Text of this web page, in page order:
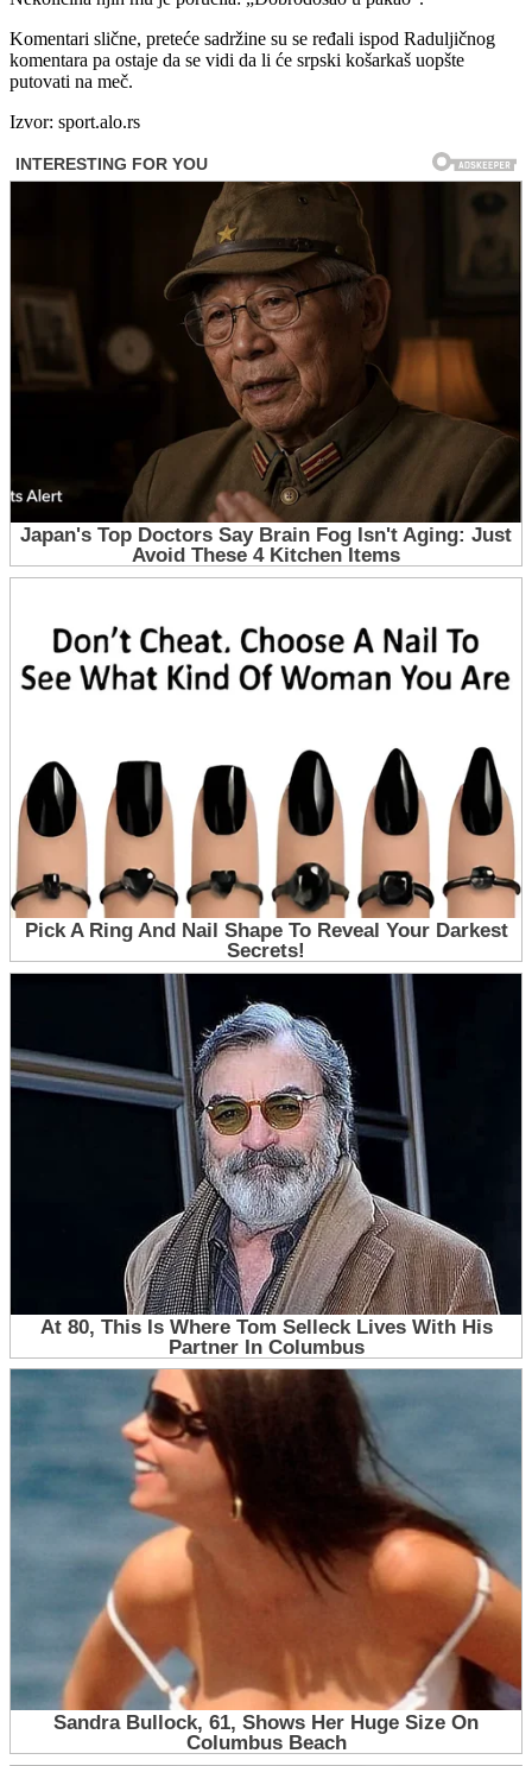
Komentari slične, preteće sadržine su se ređali ispod Raduljičnog
komentara pa ostaje da se vidi da li će srpski košarkaš uopšte
putovati na meč.
Izvor: sport.alo.rs